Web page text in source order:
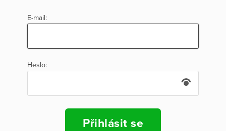
E-mail:
Heslo:
Přihlásit se